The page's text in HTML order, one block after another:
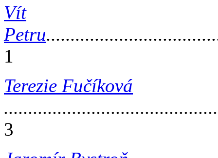
Vít
Petru
1
Terezie Fučíková
3